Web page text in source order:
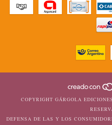
COPYRIGHT GÁRGOLA
DEFENSA DE LAS Y LOS